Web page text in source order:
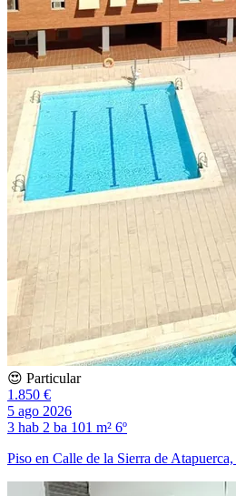
😍 Particular
1.850 €
5 ago 2026
3 hab 2 ba 101 m² 6º
Piso en Calle de la Sierra de